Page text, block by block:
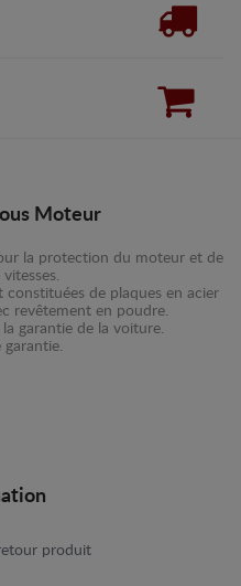
Moteur
la protection du moteur et de
de plaques en acier
revêtement en poudre.
garantie de la voiture.
garantie.
produit